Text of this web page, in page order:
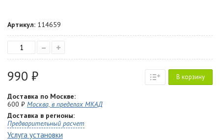
Артикул: 114659
– +
990 ₽ В корзину
Доставка по Москве:
600 ₽ Москва, в пределах МКАД
Доставка в регионы:
Предварительный расчет
Услуга установки